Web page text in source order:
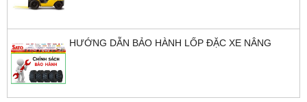
HƯỚNG DẪN BẢO HÀNH LỐP ĐẶC XE NÂNG